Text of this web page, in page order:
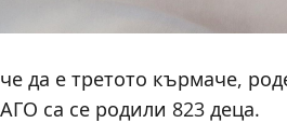
да е третото кърмаче,
са се родили 823 деца.